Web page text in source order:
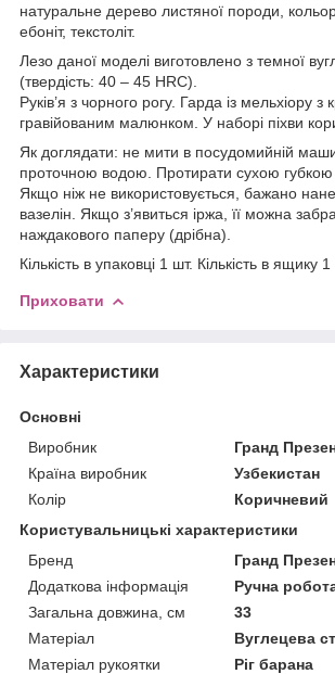
натуральне дерево листяної породи,
ебоніт, текстоліт.
Лезо даної моделі виготовлено з темної
(твердість: 40 – 45 HRC).
Руків’я з чорного рогу. Гарда із мельхіору з
гравійованим малюнком. У наборі піхви
Як доглядати: не мити в посудомийній
проточною водою. Протирати сухою губкою
Якщо ніж не використовується, бажано
вазелін. Якщо з’явиться іржа, її можна
наждакового паперу (дрібна).
Кількість в упаковці 1 шт. Кількість в ящику 1
Приховати
Характеристики
Основні
Виробник
Гранд
Країна виробник
Узбекистан
Колір
Коричневий
Користувальницькі характеристики
Бренд
Гранд
Додаткова інформація
Ручна
Загальна довжина, см
33
Матеріал
Вуглецева
Матеріал рукоятки
Ріг барана